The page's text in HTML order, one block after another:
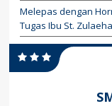
Melepas dengan
Tugas Ibu St. Zulaeha